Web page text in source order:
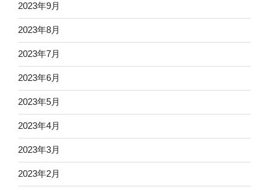
2023年9月
2023年8月
2023年7月
2023年6月
2023年5月
2023年4月
2023年3月
2023年2月